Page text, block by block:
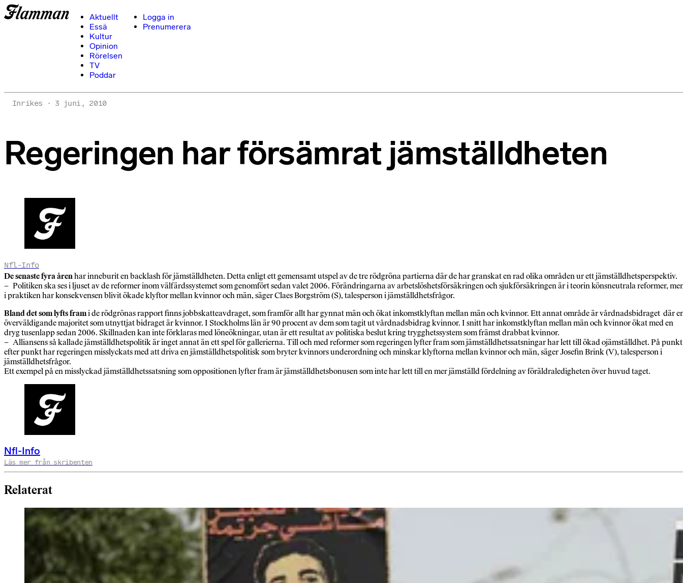
Aktuellt
Essä
Kultur
Opinion
Rörelsen
TV
Poddar
Logga in
Prenumerera
Inrikes 3 juni, 2010
Regeringen har försämrat jämställdheten
Nfl-Info
De senaste fyra årenhar inneburit en backlash för jämställdheten. Detta enligt ett gemensamt utspel av de tre rödgröna partierna där de har granskat en rad olika områden ur ett jämställdhetsperspektiv.
– Politiken ska ses i ljuset av de reformer inom välfärdssystemet som genomfört sedan valet 2006. Förändringarna av arbetslöshetsförsäkringen och sjukförsäkringen är i teorin könsneutrala reformer,
i praktiken har konsekvensen blivit ökade klyftor mellan kvinnor och män, säger Claes Borgström (S), talesperson i jämställdhetsfrågor.
Bland det som lyfts frami de rödgrönas rapport finns jobbskatteavdraget, som framför allt har gynnat män och ökat inkomstklyftan mellan män och kvinnor. Ett annat område är vårdnadsbidraget där
överväldigande majoritet som utnyttjat bidraget är kvinnor. I Stockholms län är 90 procent av dem som tagit ut vårdnadsbidrag kvinnor. I snitt har inkomstklyftan mellan män och kvinnor ökat med en
dryg tusenlapp sedan 2006. Skillnaden kan inte förklaras med löneökningar, utan är ett resultat av politiska beslut kring trygghetssystem som främst drabbat kvinnor.
– Alliansens så kallade jämställdhetspolitik är inget annat än ett spel för gallerierna. Till och med reformer som regeringen lyfter fram som jämställdhetssatsningar har lett till ökad ojämställdhet. På punkt
efter punkt har regeringen misslyckats med att driva en jämställdhetspolitisk som bryter kvinnors underordning och minskar klyftorna mellan kvinnor och män, säger Josefin Brink (V), talesperson i
jämställdhetsfrågor.
Ett exempel på en misslyckad jämställdhetssatsning som oppositionen lyfter fram är jämställdhetsbonusen som inte har lett till en mer jämställd fördelning av föräldraledigheten över huvud taget.
Nfl-Info
Läs mer från skribenten
Relaterat